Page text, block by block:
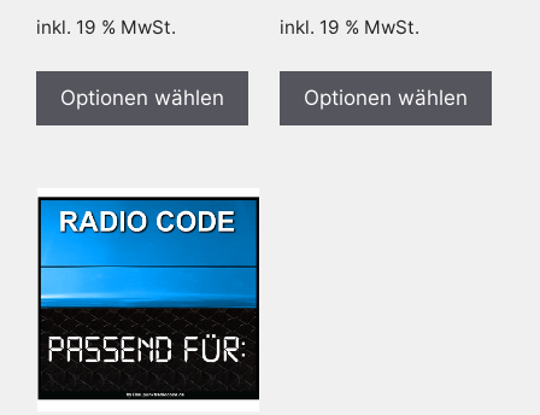
inkl. 19 % MwSt.
Optionen wählen
inkl. 19 % MwSt.
Optionen wählen